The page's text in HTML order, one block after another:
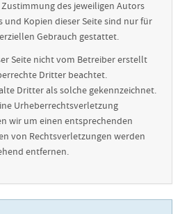
des jeweiligen Autors
und Kopien dieser Seite sind nur für
Gebrauch gestattet.
Seite nicht vom Betreiber erstellt
Dritter beachtet.
Dritter als solche gekennzeichnet.
Urheberrechtsverletzung
wir um einen entsprechenden
von Rechtsverletzungen werden
entfernen.